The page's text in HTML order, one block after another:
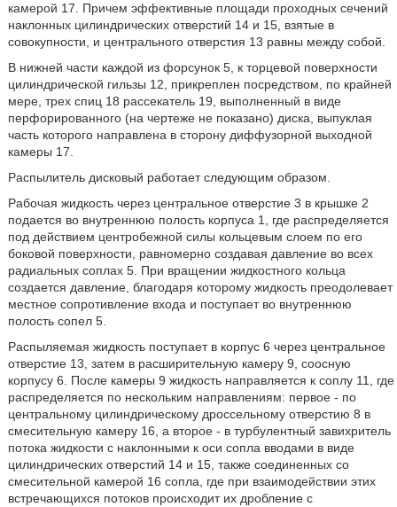
камерой 17. Причем эффективные площади проходных сечений
наклонных цилиндрических отверстий 14 и 15, взятые в
совокупности, и центрального отверстия 13 равны между собой.
В нижней части каждой из форсунок 5, к торцевой поверхности
цилиндрической гильзы 12, прикреплен посредством, по крайней
мере, трех спиц 18 рассекатель 19, выполненный в виде
перфорированного (на чертеже не показано) диска, выпуклая
часть которого направлена в сторону диффузорной выходной
камеры 17.
Распылитель дисковый работает следующим образом.
Рабочая жидкость через центральное отверстие 3 в крышке 2
подается во внутреннюю полость корпуса 1, где распределяется
под действием центробежной силы кольцевым слоем по его
боковой поверхности, равномерно создавая давление во всех
радиальных соплах 5. При вращении жидкостного кольца
создается давление, благодаря которому жидкость преодолевает
местное сопротивление входа и поступает во внутреннюю
полость сопел 5.
Распыляемая жидкость поступает в корпус 6 через центральное
отверстие 13, затем в расширительную камеру 9, соосную
корпусу 6. После камеры 9 жидкость направляется к соплу 11, где
распределяется по нескольким направлениям: первое - по
центральному цилиндрическому дроссельному отверстию 8 в
смесительную камеру 16, а второе - в турбулентный завихритель
потока жидкости с наклонными к оси сопла вводами в виде
цилиндрических отверстий 14 и 15, также соединенных со
смесительной камерой 16 сопла, где при взаимодействии этих
встречающихся потоков происходит их дробление с